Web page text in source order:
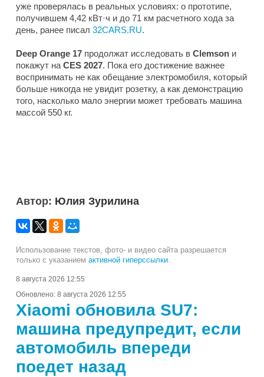
уже проверялась в реальных условиях: о прототипе,
получившем 4,42 кВт·ч и до 71 км расчетного хода за
день, ранее писал 32CARS.RU.
Deep Orange 17 продолжат исследовать в Clemson и
покажут на CES 2027. Пока его достижение важнее
воспринимать не как обещание электромобиля, который
больше никогда не увидит розетку, а как демонстрацию
того, насколько мало энергии может требовать машина
массой 550 кг.
Автор: Юлия Зурилина
Использование текстов, фото- и видео сайта разрешается
только с указанием активной гиперссылки.
8 августа 2026 12:55
Обновлено: 8 августа 2026 12:55
Xiaomi обновила SU7:
машина предупредит, если
автомобиль впереди
поедет назад